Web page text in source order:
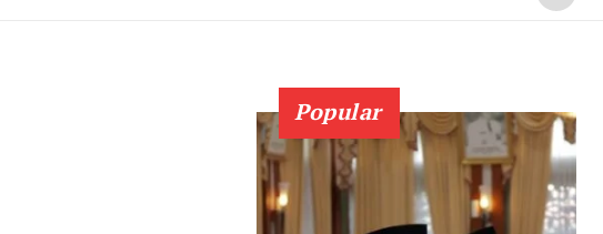
Popular